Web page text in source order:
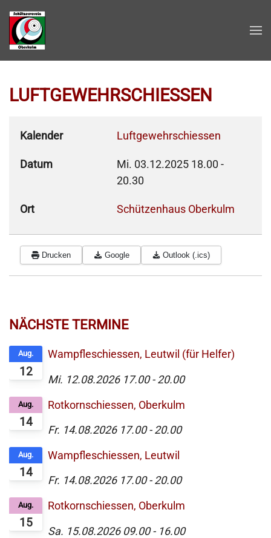
Zum Hauptinhalt springen
LUFTGEWEHRSCHIESSEN
Kalender Luftgewehrschiessen
Datum Mi. 03.12.2025 18.00 -
20.30
Ort Schützenhaus Oberkulm
Drucken Google Outlook (.ics)
NÄCHSTE TERMINE
12
Aug.
Wampfleschiessen, Leutwil (für Helfer)
Mi. 12.08.2026 17.00 - 20.00
14
Aug.
Rotkornschiessen, Oberkulm
Fr. 14.08.2026 17.00 - 20.00
14
Aug.
Wampfleschiessen, Leutwil
Fr. 14.08.2026 17.00 - 20.00
15
Aug.
Rotkornschiessen, Oberkulm
Sa. 15.08.2026 09.00 - 16.00